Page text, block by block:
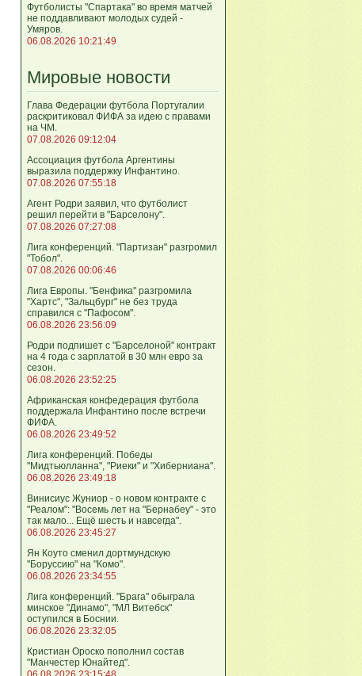
Футболисты "Спартака" во время матчей
не поддавливают молодых судей -
Умяров.
06.08.2026 10:21:49
Мировые новости
Глава Федерации футбола Португалии
раскритиковал ФИФА за идею с правами
на ЧМ.
07.08.2026 09:12:04
Ассоциация футбола Аргентины
выразила поддержку Инфантино.
07.08.2026 07:55:18
Агент Родри заявил, что футболист
решил перейти в "Барселону".
07.08.2026 07:27:08
Лига кoнференций. "Партизан" разгромил
"Тобол".
07.08.2026 00:06:46
Лига Европы. "Бенфика" разгромила
"Хартс", "Зальцбург" не без труда
справился с "Пафосом".
06.08.2026 23:56:09
Родри подпишет с "Барселоной" контракт
на 4 года с зарплатой в 30 млн евро за
сезон.
06.08.2026 23:52:25
Африканская конфедерация футбола
поддержала Инфантино после встречи
ФИФА.
06.08.2026 23:49:52
Лига кoнференций. Победы
"Мидтьюлланна", "Риеки" и "Хиберниана".
06.08.2026 23:49:18
Винисиус Жуниор - о новом контракте с
"Реалом": "Восемь лет на "Бернабеу" - это
так мало... Ещё шесть и навсегда".
06.08.2026 23:45:27
Ян Коуто сменил дортмундскую
"Боруссию" на "Комо".
06.08.2026 23:34:55
Лига кoнференций. "Брага" обыграла
минское "Динамо", "МЛ Витебск"
оступился в Боснии.
06.08.2026 23:32:05
Кристиан Ороско пополнил состав
"Манчестер Юнайтед".